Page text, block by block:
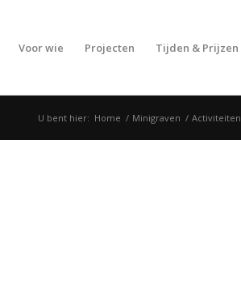
Voor wie Projecten Tijden & Prijzen
U bent hier: Home / Minigraven / Activiteiten